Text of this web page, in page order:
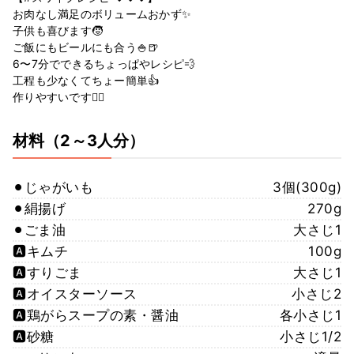
お肉なし満足のボリュームおかず✨
子供も喜びます🧒
ご飯にもビールにも合う🍚🍺
6〜7分でできるちょっぱやレシピ💨
工程も少なくてちょー簡単👍
作りやすいです🙆‍♀️
材料（2～3人分）
⚫︎じゃがいも
3個(300g)
⚫︎絹揚げ
270g
⚫︎ごま油
大さじ1
🅰️キムチ
100g
🅰️すりごま
大さじ1
🅰️オイスターソース
小さじ2
🅰️鶏がらスープの素・醤油
各小さじ1
🅰️砂糖
小さじ1/2